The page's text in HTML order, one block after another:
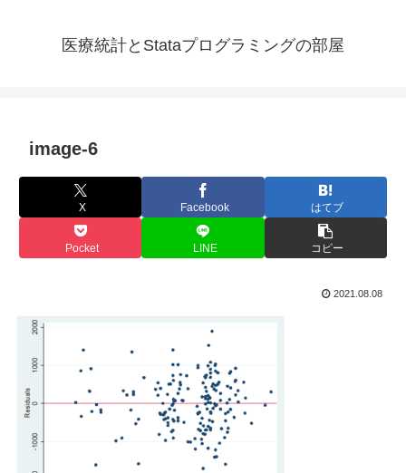
医療統計とStataプログラミングの部屋
image-6
X Facebook はてブ
Pocket LINE コピー
2021.08.08